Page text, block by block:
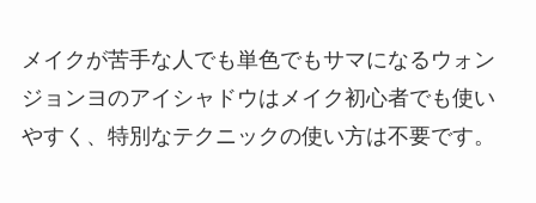
メイクが苦手な人でも単色でもサマになるウォン
ジョンヨのアイシャドウはメイク初心者でも使い
やすく、特別なテクニックの使い方は不要です。